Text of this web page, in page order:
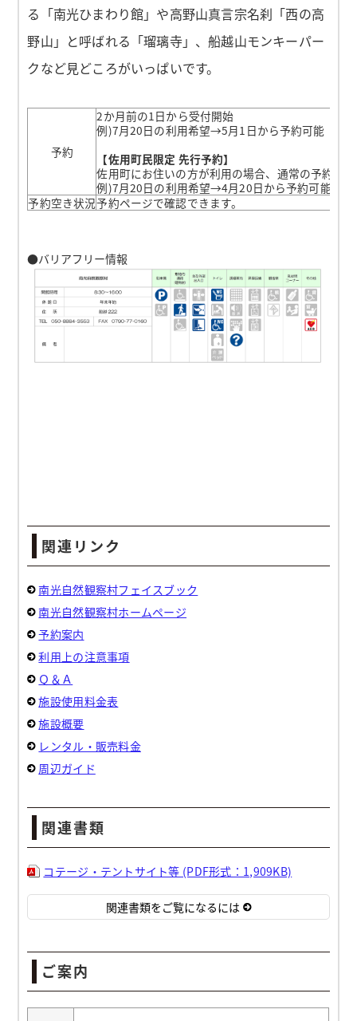
る「南光ひまわり館」や高野山真言宗名刹「西の高
野山」と呼ばれる「瑠璃寺」、船越山モンキーパー
クなど見どころがいっぱいです。
予約
2か月前の1日から受付開始
例)7月20日の利用希望→5月1日から予約可能
【佐用町民限定 先行予約】
佐用町にお住いの方が利用の場合、通常の予約開
例)7月20日の利用希望→4月20日から予約可能
予約空き状況予約ページで確認できます。
●バリアフリー情報
関連リンク
南光自然観察村フェイスブック
南光自然観察村ホームページ
予約案内
利用上の注意事項
Ｑ＆Ａ
施設使用料金表
施設概要
レンタル・販売料金
周辺ガイド
関連書類
コテージ・テントサイト等 (PDF形式：1,909KB)
関連書類をご覧になるには
ご案内